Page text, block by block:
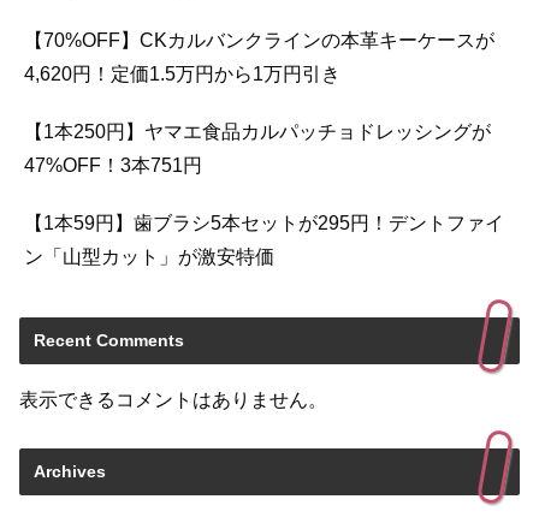
【70%OFF】CKカルバンクラインの本革キーケースが
4,620円！定価1.5万円から1万円引き
【1本250円】ヤマエ食品カルパッチョドレッシングが
47%OFF！3本751円
【1本59円】歯ブラシ5本セットが295円！デントファイ
ン「山型カット」が激安特価
Recent Comments
表示できるコメントはありません。
Archives